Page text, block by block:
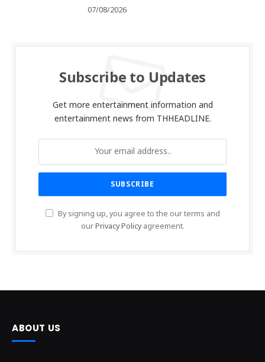
07/08/2026
Subscribe to Updates
Get more entertainment information and
entertainment news from THHEADLINE.
By signing up, you agree to the our terms and
ourPrivacy Policyagreement.
ABOUT US